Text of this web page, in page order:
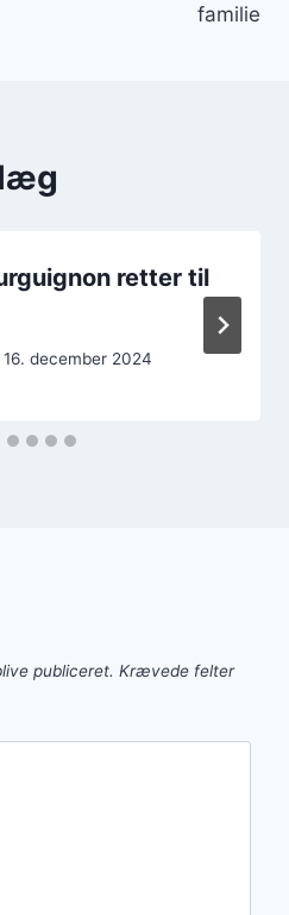
familie
retter til
16. december 2024
publiceret. Krævede felter